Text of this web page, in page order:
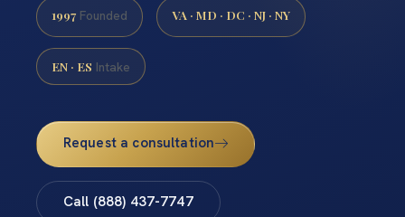
1997 Founded VA · MD · DC · NJ · NY
EN · ES Intake
Request a consultation
Call (888) 437-7747